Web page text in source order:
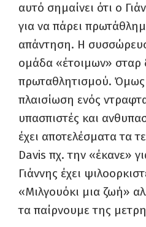
αυτό σημαίνει ότι ο
για να πάρει
απάντηση. Η
ομάδα «έτοιμων» σταρ
πρωταθλητισμού. Όμως
πλαισίωση ενός
υπασπιστές και
έχει αποτελέσματα τα
Davis πχ. την «έκανε»
Γιάννης έχει
«Μιλγουόκι μια ζωή»
τα παίρνουμε της